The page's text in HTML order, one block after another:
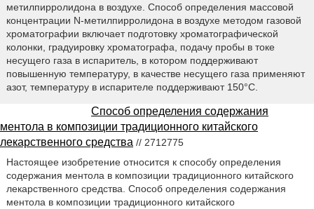
метилпирролидона в воздухе. Способ определения массовой
концентрации N-метилпирролидона в воздухе методом газовой
хроматографии включает подготовку хроматографической
колонки, градуировку хроматографа, подачу пробы в токе
несущего газа в испаритель, в котором поддерживают
повышенную температуру, в качестве несущего газа применяют
азот, температуру в испарителе поддерживают 150°С.
Способ определения содержания
ментола в композиции традиционного китайского
лекарственного средства // 2712775
Настоящее изобретение относится к способу определения
содержания ментола в композиции традиционного китайского
лекарственного средства. Способ определения содержания
ментола в композиции традиционного китайского